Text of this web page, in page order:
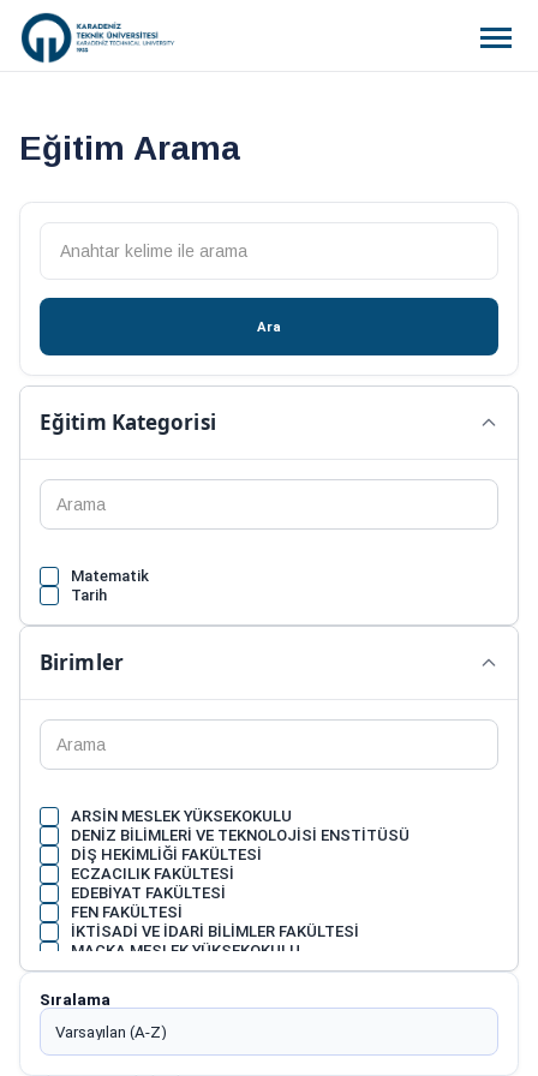
Eğitim Arama
Ara
Eğitim Kategorisi
Matematik
Tarih
Birimler
ARSİN MESLEK YÜKSEKOKULU
DENİZ BİLİMLERİ VE TEKNOLOJİSİ ENSTİTÜSÜ
DİŞ HEKİMLİĞİ FAKÜLTESİ
ECZACILIK FAKÜLTESİ
EDEBİYAT FAKÜLTESİ
FEN FAKÜLTESİ
İKTİSADİ VE İDARİ BİLİMLER FAKÜLTESİ
MAÇKA MESLEK YÜKSEKOKULU
MİMARLIK FAKÜLTESİ
MÜHENDİSLİK FAKÜLTESİ
OF TEKNOLOJİ FAKÜLTESİ
ORMAN FAKÜLTESİ
Sıralama